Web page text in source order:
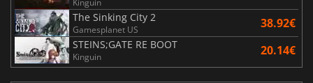
The Sinking City 2
Gamesplanet US 38.92€
STEINS;GATE RE BOOT
Kinguin 20.14€